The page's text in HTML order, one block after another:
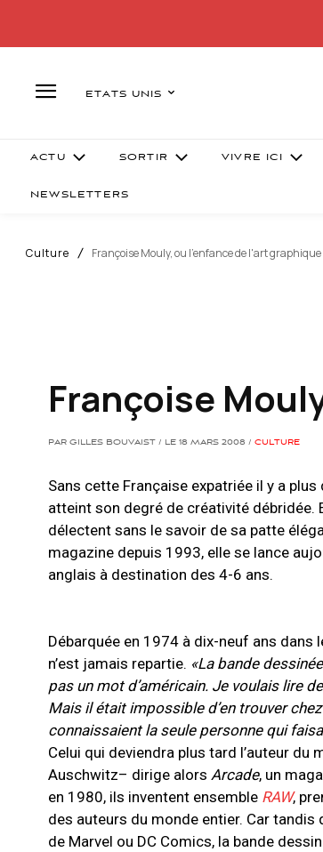
ETATS UNIS
ACTU SORTIR VIVRE ICI
NEWSLETTERS
Culture Françoise Mouly, ou l'enfance de l'art graphique
Françoise
PAR GILLES BOUVAIST / LE 18 MARS 2008 / CULTURE
Sans cette Française expatriée il y a
atteint son degré de créativité débridée.
délectent sans le savoir de sa patte
magazine depuis 1993, elle se lance
anglais à destination des 4-6 ans.
Débarquée en 1974 à dix-neuf ans dans
n’est jamais repartie. «La bande
pas un mot d’américain. Je voulais lire
Mais il était impossible d’en trouver
connaissaient la seule personne qui
Celui qui deviendra plus tard l’auteur du
Auschwitz– dirige alors Arcade, un
en 1980, ils inventent ensemble RAW,
des auteurs du monde entier. Car tandis
de Marvel ou DC Comics, la bande